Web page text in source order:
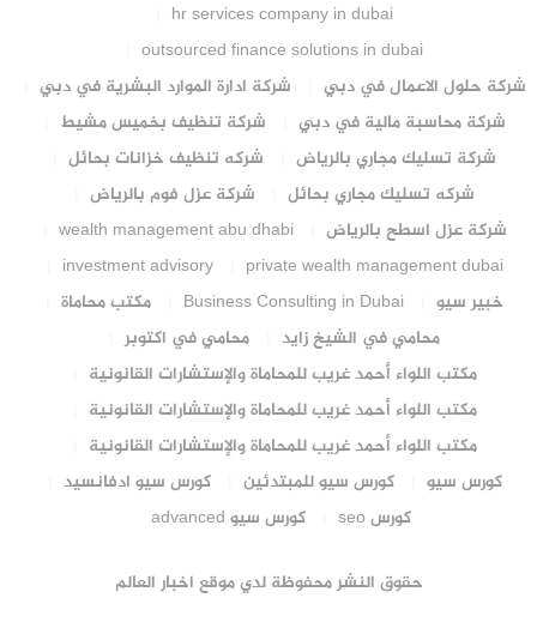
hr services company in dubai
outsourced finance solutions in dubai
شركة حلول الاعمال في دبي
شركة ادارة الموارد البشرية في دبي
شركة محاسبة مالية في دبي
شركة تنظيف بخميس مشيط
شركة تسليك مجاري بالرياض
شركه تنظيف خزانات بحائل
شركه تسليك مجاري بحائل
شركة عزل فوم بالرياض
شركة عزل اسطح بالرياض
wealth management abu dhabi
private wealth management dubai
investment advisory
خبير سيو
Business Consulting in Dubai
مكتب محاماة
محامي في الشيخ زايد
محامي في اكتوبر
مكتب اللواء أحمد غريب للمحاماة والإستشارات القانونية
مكتب اللواء أحمد غريب للمحاماة والإستشارات القانونية
مكتب اللواء أحمد غريب للمحاماة والإستشارات القانونية
كورس سيو
كورس سيو للمبتدئين
كورس سيو ادفانسيد
كورس seo
كورس سيو advanced
حقوق النشر محفوظة لدي موقع اخبار العالم